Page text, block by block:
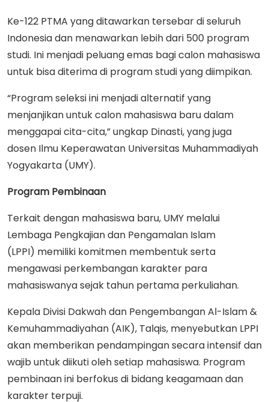
Ke-122 PTMA yang ditawarkan tersebar di seluruh
Indonesia dan menawarkan lebih dari 500 program
studi. Ini menjadi peluang emas bagi calon mahasiswa
untuk bisa diterima di program studi yang diimpikan.
“Program seleksi ini menjadi alternatif yang
menjanjikan untuk calon mahasiswa baru dalam
menggapai cita-cita,” ungkap Dinasti, yang juga
dosen Ilmu Keperawatan Universitas Muhammadiyah
Yogyakarta (UMY).
Program Pembinaan
Terkait dengan mahasiswa baru, UMY melalui
Lembaga Pengkajian dan Pengamalan Islam
(LPPI) memiliki komitmen membentuk serta
mengawasi perkembangan karakter para
mahasiswanya sejak tahun pertama perkuliahan.
Kepala Divisi Dakwah dan Pengembangan Al-Islam &
Kemuhammadiyahan (AIK), Talqis, menyebutkan LPPI
akan memberikan pendampingan secara intensif dan
wajib untuk diikuti oleh setiap mahasiswa. Program
pembinaan ini berfokus di bidang keagamaan dan
karakter terpuji.